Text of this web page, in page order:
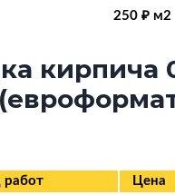
250 ₽ м2
кирпича
работ
Цена